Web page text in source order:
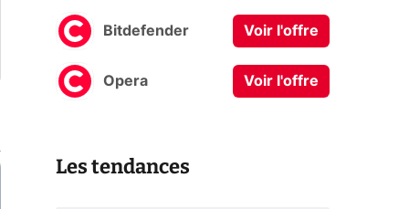
Bitdefender Voir l'offre
Opera Voir l'offre
Les tendances